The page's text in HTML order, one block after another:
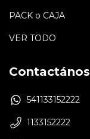
PACK o CAJA
VER TODO
Contactános
541133152222
1133152222